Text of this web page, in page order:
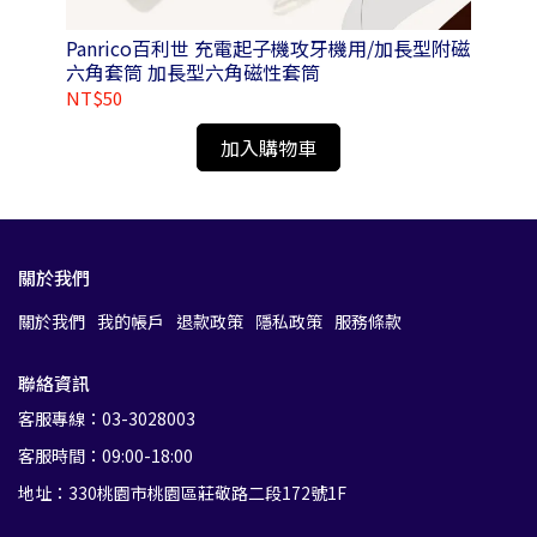
Panrico百利世 充電起子機攻牙機用/加長型附磁
六角套筒 加長型六角磁性套筒
NT$50
加入購物車
關於我們
關於我們 我的帳戶 退款政策 隱私政策 服務條款
聯絡資訊
客服專線：03-3028003
客服時間：09:00-18:00
地址：330桃園市桃園區莊敬路二段172號1F